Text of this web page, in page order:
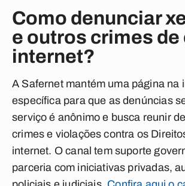
Como denunciar
e outros crimes de
internet?
A Safernet mantém uma página na
específica para que as denúncias
serviço é anônimo e busca reunir
crimes e violações contra os
internet. O canal tem suporte
parceria com iniciativas privadas,